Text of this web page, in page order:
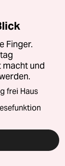
Finger.
macht und
frei Haus